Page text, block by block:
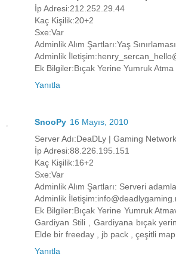
İp Adresi:212.252.29.44
Kaç Kişilik:20+2
Sxe:Var
Adminlik Alım Şartları:Yaş
Adminlik
Ek Bilgiler:Bıçak Yerine Yumruk
Yanıtla
SnooPy 16 Mayıs, 2010
Server Adı:DeaDLy | Gaming
İp Adresi:88.226.195.151
Kaç Kişilik:16+2
Sxe:Var
Adminlik Alım Şartları: Serveri
Adminlik
Ek Bilgiler:Bıçak Yerine Yumruk
Gardiyan Stili , Gardiyana bıçak
Elde bir freeday , jb pack , çeşitli
Yanıtla